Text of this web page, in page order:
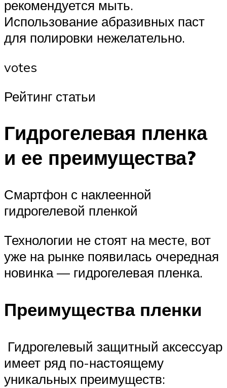
рекомендуется мыть.
Использование абразивных паст
для полировки нежелательно.
votes
Рейтинг статьи
Гидрогелевая пленка
и ее преимущества?
Смартфон с наклеенной
гидрогелевой пленкой
Технологии не стоят на месте, вот
уже на рынке появилась очередная
новинка — гидрогелевая пленка.
Преимущества пленки
️ Гидрогелевый защитный аксессуар
имеет ряд по-настоящему
уникальных преимуществ: